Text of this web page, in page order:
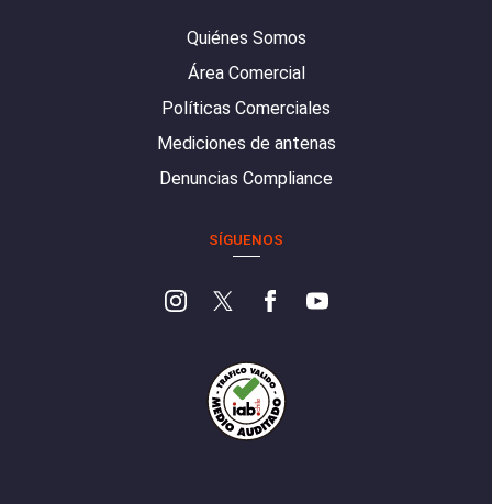
Quiénes Somos
Área Comercial
Políticas Comerciales
Mediciones de antenas
Denuncias Compliance
SÍGUENOS